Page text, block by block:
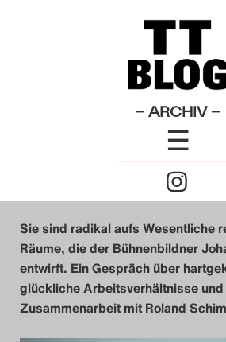
– ARCHIV –
☰
to
Das
2010
Das
2011
Das
2012
Das
Theatertreffen-
„Eine vernünftige
a priori leer“
vonKai Kroesche
Sie sind radikal aufs Wesentliche
Räume, die der Bühnenbildner
entwirft. Ein Gespräch über
glückliche Arbeitsverhältnisse
Zusammenarbeit mit Roland